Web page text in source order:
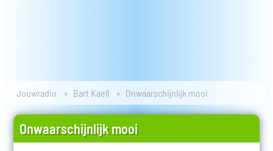
Jouwradio Bart Kaell Onwaarschijnlijk mooi
Onwaarschijnlijk mooi